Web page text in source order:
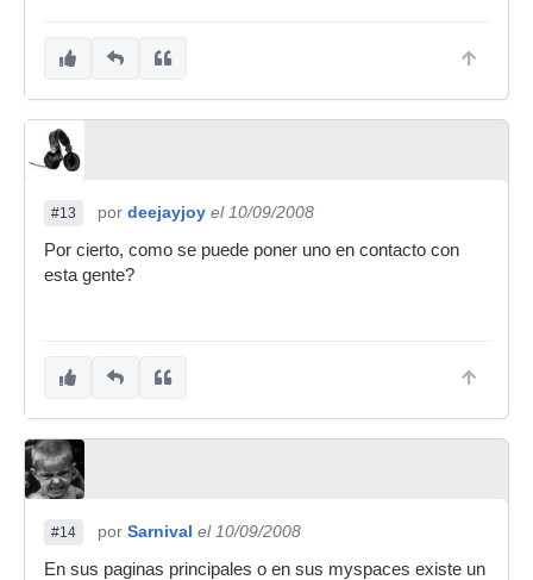
#13 por deejayjoy el 10/09/2008
Por cierto, como se puede poner uno en contacto con
esta gente?
#14 por Sarnival el 10/09/2008
En sus paginas principales o en sus myspaces existe un